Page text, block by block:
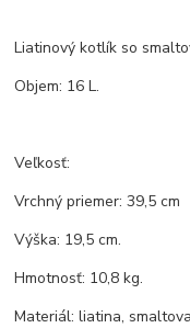
Liatinový kotlík so
Objem: 16 L.
Veľkosť:
Vrchný priemer: 39,5 cm
Výška: 19,5 cm.
Hmotnosť: 10,8 kg.
Materiál: liatina,